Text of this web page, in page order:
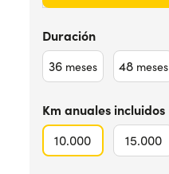
Duración
36 meses 48 meses
Km anuales incluidos
10.000 15.000